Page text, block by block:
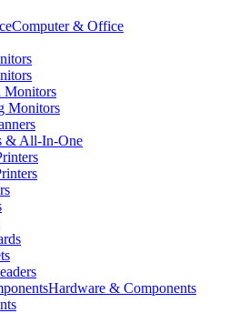
Computer & Office
Monitors
Monitors
& All-In-One
Hardware & Components